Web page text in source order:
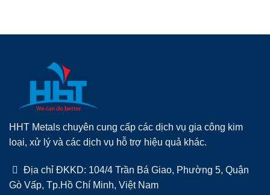
HHT Metals chuyên cung cấp các dịch vụ gia công kim
loại, xử lý và các dịch vụ hỗ trợ hiệu quả khác.
Địa chỉ ĐKKD: 104/4 Trần Bá Giao, Phường 5, Quận
Gò Vấp, Tp.Hồ Chí Minh, Việt Nam